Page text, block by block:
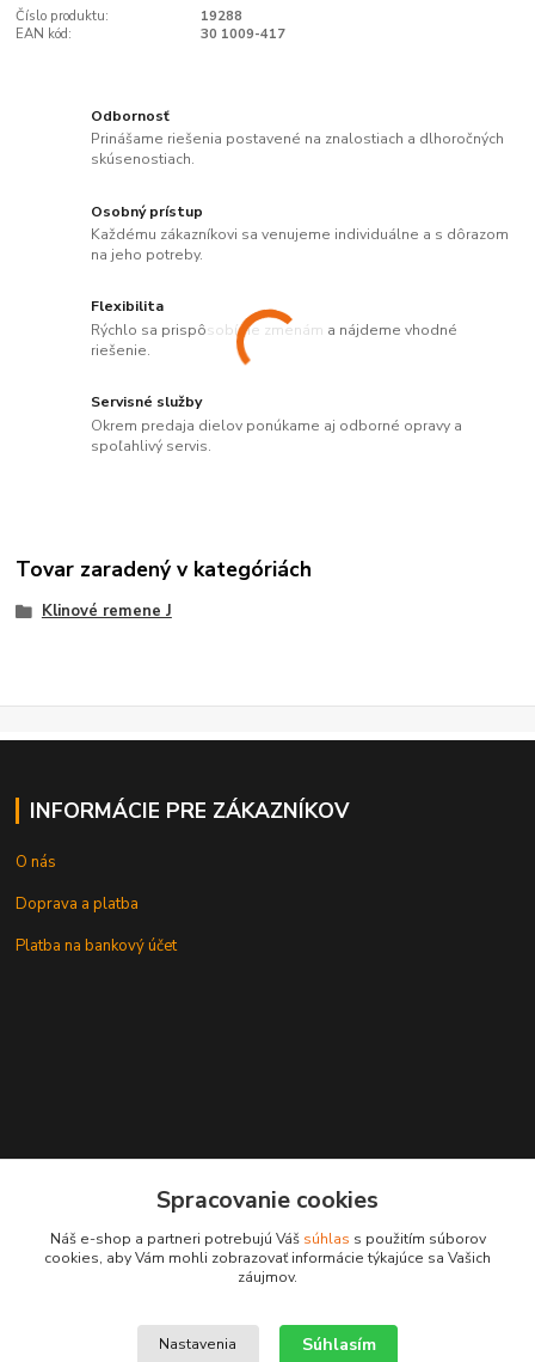
Číslo produktu:
19288
EAN kód:
30 1009-417
Odbornosť
Prinášame riešenia postavené na znalostiach a dlhoročných
skúsenostiach.
Osobný prístup
Každému zákazníkovi sa venujeme individuálne a s dôrazom
na jeho potreby.
Flexibilita
Rýchlo sa prispôsobíme zmenám a nájdeme vhodné
riešenie.
Servisné služby
Okrem predaja dielov ponúkame aj odborné opravy a
spoľahlivý servis.
Tovar zaradený v kategóriách
Klinové remene J
INFORMÁCIE PRE ZÁKAZNÍKOV
O nás
Doprava a platba
Platba na bankový účet
leksunsro@gmail.com
Spracovanie cookies
Náš e-shop a partneri potrebujú Váš súhlas s použitím súborov
cookies, aby Vám mohli zobrazovať informácie týkajúce sa Vašich
záujmov.
Nastavenia Súhlasím